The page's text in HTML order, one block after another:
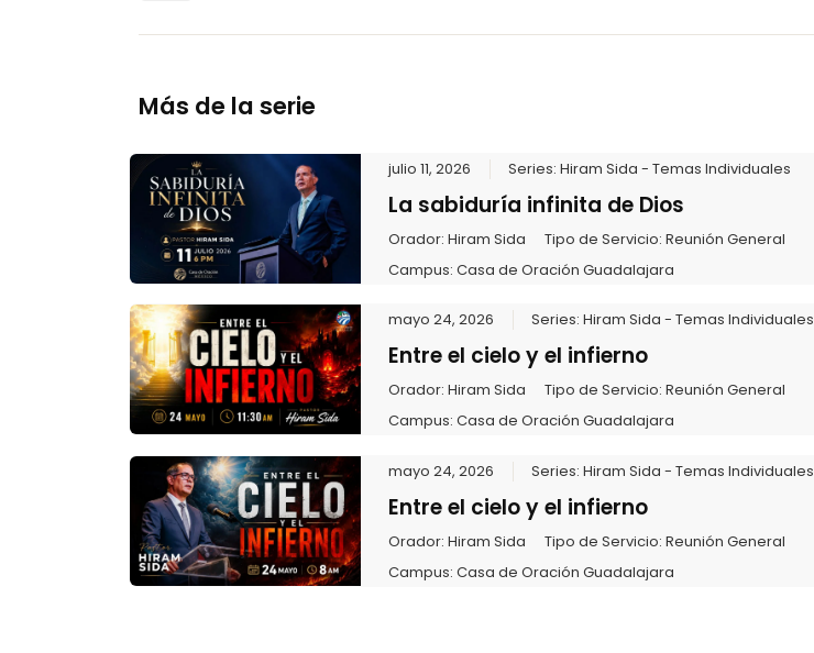
Más de la serie
julio 11, 2026 Series:Hiram Sida - Temas Individuales
La sabiduría infinita de Dios
Orador:Hiram Sida Tipo de Servicio:Reunión General
Campus:Casa de Oración Guadalajara
mayo 24, 2026 Series:Hiram Sida - Temas Individuales
Entre el cielo y el infierno
Orador:Hiram Sida Tipo de Servicio:Reunión General
Campus:Casa de Oración Guadalajara
mayo 24, 2026 Series:Hiram Sida - Temas Individuales
Entre el cielo y el infierno
Orador:Hiram Sida Tipo de Servicio:Reunión General
Campus:Casa de Oración Guadalajara